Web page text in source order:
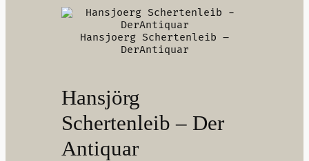
Hansjoerg Schertenleib –
DerAntiquar
Hansjörg
Schertenleib – Der
Antiquar